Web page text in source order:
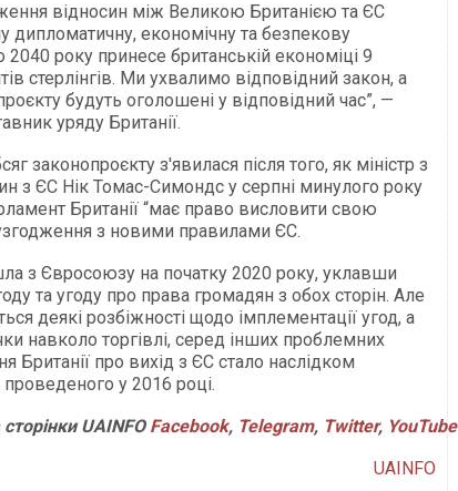
відносин між Великою Британією та ЄС
дипломатичну, економічну та безпекову
2040 року принесе британській економіці 9
стерлінгів. Ми ухвалимо відповідний закон, а
будуть оголошені у відповідний час”, —
уряду Британії.
законопроєкту з'явилася після того, як міністр з
з ЄС Нік Томас-Симондс у серпні минулого року
Британії “має право висловити свою
з новими правилами ЄС.
з Євросоюзу на початку 2020 року, уклавши
та угоду про права громадян з обох сторін. Але
деякі розбіжності щодо імплементації угод, а
навколо торгівлі, серед інших проблемних
Британії про вихід з ЄС стало наслідком
у 2016 році.
сторінкиUAINFO Facebook, Telegram, Twitter, YouTube
UAINFO